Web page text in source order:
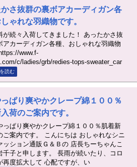
さ抜群の裏ボアカーディガン各
ゃれな羽織物です。
が続々入荷してきました！ あったかさ抜
アカーディガン各種、おしゃれな羽織物
www.f-
c/ladies/grb/redies-tops-sweater_car
読む
ぱり爽やかクレープ綿１００％
荷のご案内です。
っぱり爽やかクレープ綿１００％肌着新
ご案内です。 こんにちは おしゃれなシニ
ッション通販Ｇ＆Ｂの 店長ちーちゃんこ
千子と申します。 長雨が続いたり、コロ
再度拡大して 心配ですが、い